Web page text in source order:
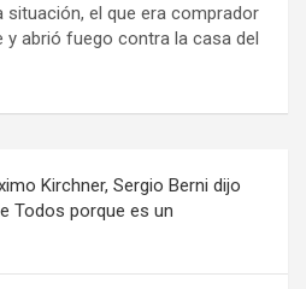
situación, el que era comprador
abrió fuego contra la casa del
Kirchner, Sergio Berni dijo
Todos porque es un